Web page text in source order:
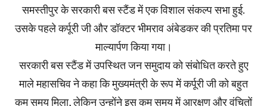
समस्तीपुर के सरकारी बस स्टैंड में एक विशाल संकल्प सभा हुई.
उसके पहले कर्पूरी जी और डॉक्टर भीमराव अंबेडकर की प्रतिमा पर
माल्यार्पण किया गया।
सरकारी बस स्टैंड में उपस्थित जन समुदाय को संबोधित करते हुए
माले महासचिव ने कहा कि मुख्यमंत्री के रूप में कर्पूरी जी को बहुत
कम समय मिला, लेकिन उन्होंने इस कम समय में आरक्षण और वंचितों